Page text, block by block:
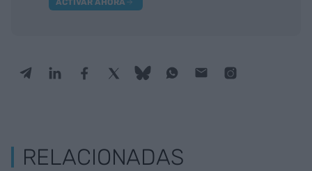
ACTIVAR AHORA
RELACIONADAS